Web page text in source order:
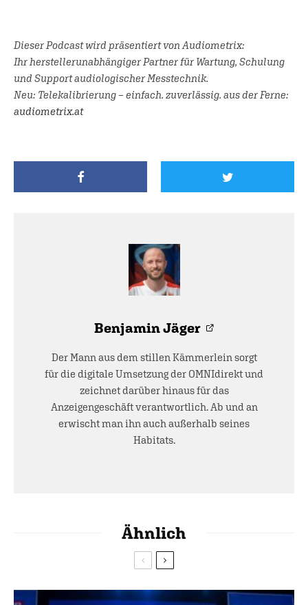
Dieser Podcast wird präsentiert von Audiometrix:
Ihr herstellerunabhängiger Partner für Wartung, Schulung
und Support audiologischer Messtechnik.
Neu: Telekalibrierung – einfach. zuverlässig. aus der Ferne:
audiometrix.at
Benjamin Jäger
Der Mann aus dem stillen Kämmerlein sorgt
für die digitale Umsetzung der OMNIdirekt und
zeichnet darüber hinaus für das
Anzeigengeschäft verantwortlich. Ab und an
erwischt man ihn auch außerhalb seines
Habitats.
Ähnlich